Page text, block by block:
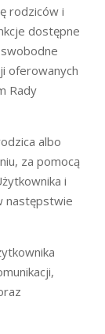
rodziców i
dostępne
oferowanych
Rady
albo
za pomocą
i
następstwie